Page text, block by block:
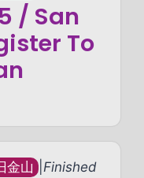
/ San
To
旧金山 Finished